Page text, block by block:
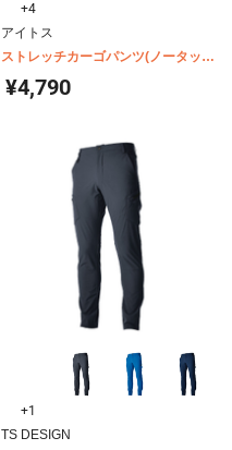
+4
アイトス
ストレッチカーゴパンツ(ノータッ
ク)(男女兼用) AZ-7843
¥4,790
+1
TS DESIGN